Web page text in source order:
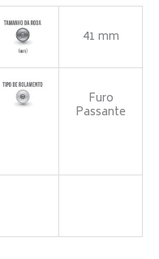
41 mm
Furo
Passante